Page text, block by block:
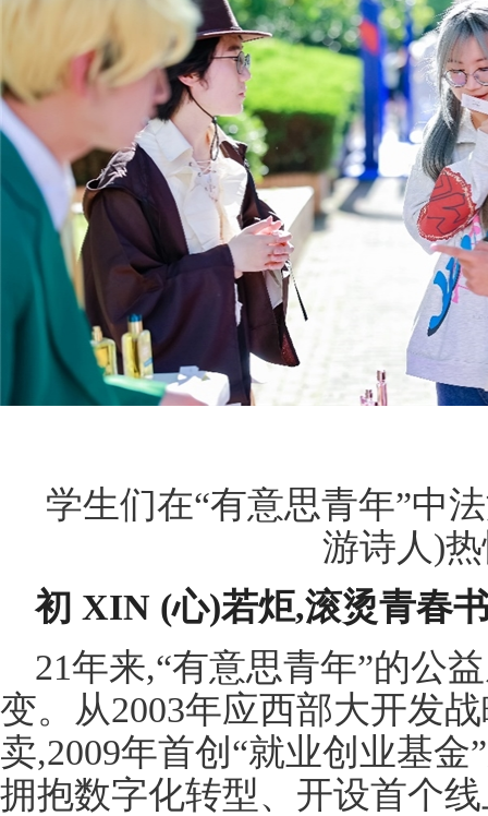
学生们在“有意思青年”中
游诗人)
初 XIN (心)若炬,滚烫青春
21年来,“有意思青年”的公
变。从2003年应西部大开发
卖,2009年首创“就业创业基
拥抱数字化转型、开设首个